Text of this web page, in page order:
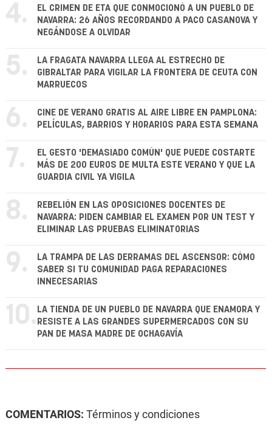
4.
EL CRIMEN DE ETA QUE CONMOCIONÓ A UN PUEBLO DE
NAVARRA: 26 AÑOS RECORDANDO A PACO CASANOVA Y
NEGÁNDOSE A OLVIDAR
5.
LA FRAGATA NAVARRA LLEGA AL ESTRECHO DE
GIBRALTAR PARA VIGILAR LA FRONTERA DE CEUTA CON
MARRUECOS
6.
CINE DE VERANO GRATIS AL AIRE LIBRE EN PAMPLONA:
PELÍCULAS, BARRIOS Y HORARIOS PARA ESTA SEMANA
7.
EL GESTO 'DEMASIADO COMÚN' QUE PUEDE COSTARTE
MÁS DE 200 EUROS DE MULTA ESTE VERANO Y QUE LA
GUARDIA CIVIL YA VIGILA
8.
REBELIÓN EN LAS OPOSICIONES DOCENTES DE
NAVARRA: PIDEN CAMBIAR EL EXAMEN POR UN TEST Y
ELIMINAR LAS PRUEBAS ELIMINATORIAS
9.
LA TRAMPA DE LAS DERRAMAS DEL ASCENSOR: CÓMO
SABER SI TU COMUNIDAD PAGA REPARACIONES
INNECESARIAS
10. LA TIENDA DE UN PUEBLO DE NAVARRA QUE ENAMORA Y
RESISTE A LAS GRANDES SUPERMERCADOS CON SU
PAN DE MASA MADRE DE OCHAGAVÍA
COMENTARIOS: Términos y condiciones